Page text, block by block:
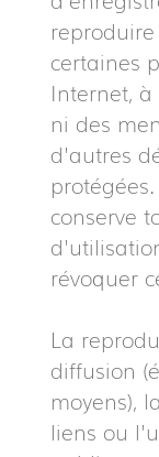
certaines
Internet,
ni des
d'autres
conserve
révoquer
La
diffusion
moyens),
liens ou